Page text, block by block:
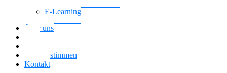
E-Learning
Über uns
Kundenstimmen
Kontakt